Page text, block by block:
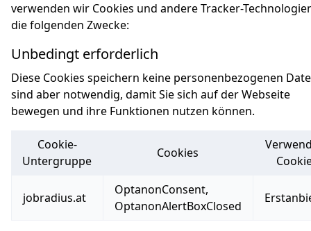
verwenden wir Cookies und andere Tracker-
die folgenden Zwecke:
Unbedingt erforderlich
Diese Cookies speichern keine personenbezogenen
sind aber notwendig, damit Sie sich auf der Webseite
bewegen und ihre Funktionen nutzen können.
Unbedingt erforderlich
Cookie-
Untergruppe
Cookies
jobradius.at
OptanonConsent,
OptanonAlertBoxClosed